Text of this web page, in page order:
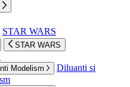
STAR WARS
STAR WARS
Modelism
Diluanti si